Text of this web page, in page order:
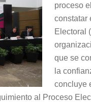
proceso
constatar
Electoral
que se
la
concluye
al Proceso